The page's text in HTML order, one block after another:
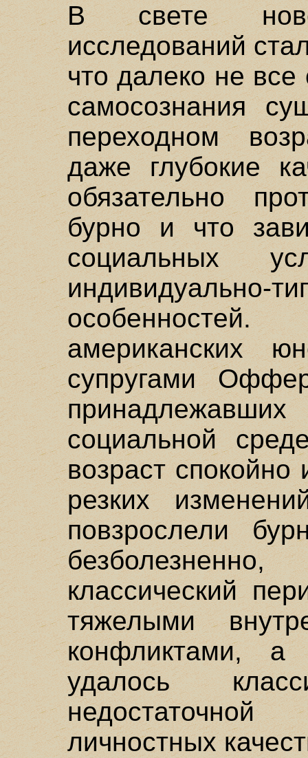
В свете
исследований
что далеко не все
самосознания
переходном
даже глубокие
обязательно
бурно и что
социальных
индивидуально-
американских
супругами
социальной
возраст спокойно
резких
повзрослели
классический
тяжелыми
конфликтами,
удалось
личностных